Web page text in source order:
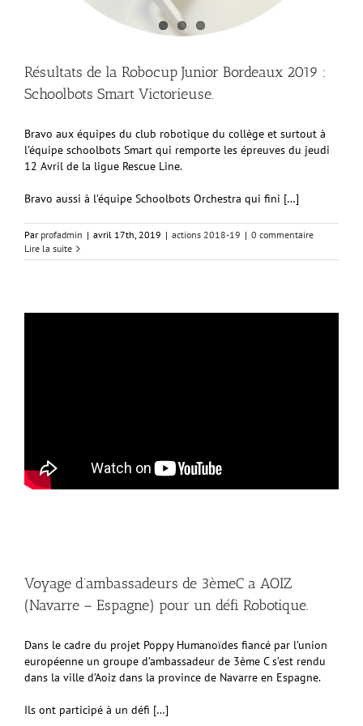
Résultats de la Robocup Junior Bordeaux 2019 :
Schoolbots Smart Victorieuse.
Bravo aux équipes du club robotique du collège et surtout à
l’équipe schoolbots Smart qui remporte les épreuves du jeudi
12 Avril de la ligue Rescue Line.
Bravo aussi à l’équipe Schoolbots Orchestra qui fini […]
Par profadmin | avril 17th, 2019 | actions 2018-19 | 0 commentaire
Lire la suite
Voyage d’ambassadeurs de 3èmeC a AOIZ
(Navarre – Espagne) pour un défi Robotique.
Dans le cadre du projet Poppy Humanoïdes fiancé par l’union
européenne un groupe d’ambassadeur de 3ème C s’est rendu
dans la ville d’Aoiz dans la province de Navarre en Espagne.
Ils ont participé à un défi […]